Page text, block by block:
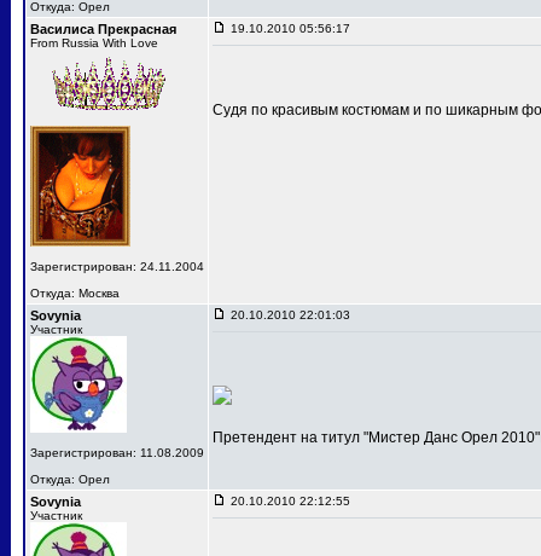
Откуда: Орел
Василиса Прекрасная
From Russia With Love
Зарегистрирован: 24.11.2004
Откуда: Москва
19.10.2010 05:56:17
Судя по красивым костюмам и по шикарным
Sovynia
Участник
Зарегистрирован: 11.08.2009
Откуда: Орел
20.10.2010 22:01:03
Претендент на титул "Мистер Данс Орел
Sovynia
Участник
20.10.2010 22:12:55